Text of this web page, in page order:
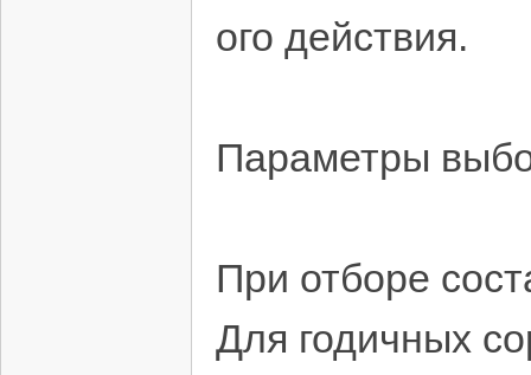
ого действия.
Параметры
При отборе
Для годичных